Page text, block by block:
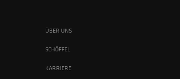
ÜBER UNS
SCHÖFFEL
KARRIERE